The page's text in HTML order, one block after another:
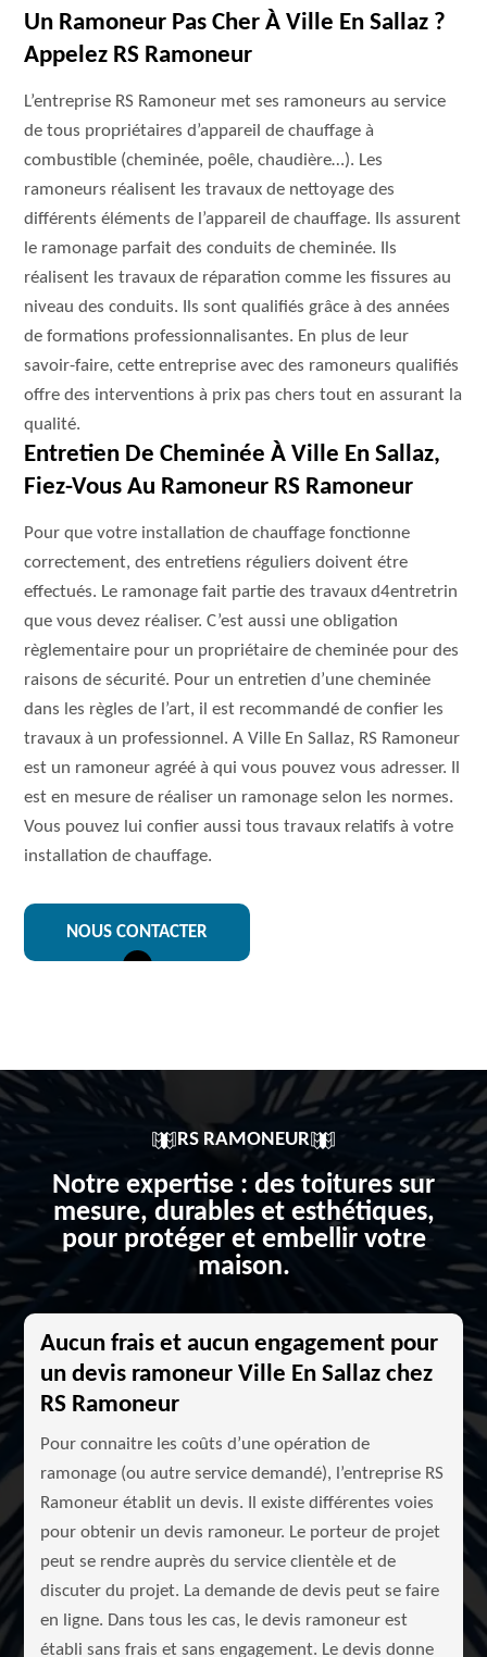
Un Ramoneur Pas Cher À Ville En Sallaz ?
Appelez RS Ramoneur
L’entreprise RS Ramoneur met ses ramoneurs au service
de tous propriétaires d’appareil de chauffage à
combustible (cheminée, poêle, chaudière…). Les
ramoneurs réalisent les travaux de nettoyage des
différents éléments de l’appareil de chauffage. Ils assurent
le ramonage parfait des conduits de cheminée. Ils
réalisent les travaux de réparation comme les fissures au
niveau des conduits. Ils sont qualifiés grâce à des années
de formations professionnalisantes. En plus de leur
savoir-faire, cette entreprise avec des ramoneurs qualifiés
offre des interventions à prix pas chers tout en assurant la
qualité.
Entretien De Cheminée À Ville En Sallaz,
Fiez-Vous Au Ramoneur RS Ramoneur
Pour que votre installation de chauffage fonctionne
correctement, des entretiens réguliers doivent étre
effectués. Le ramonage fait partie des travaux d4entretrin
que vous devez réaliser. C’est aussi une obligation
règlementaire pour un propriétaire de cheminée pour des
raisons de sécurité. Pour un entretien d’une cheminée
dans les règles de l’art, il est recommandé de confier les
travaux à un professionnel. A Ville En Sallaz, RS Ramoneur
est un ramoneur agréé à qui vous pouvez vous adresser. Il
est en mesure de réaliser un ramonage selon les normes.
Vous pouvez lui confier aussi tous travaux relatifs à votre
installation de chauffage.
NOUS CONTACTER
RS RAMONEUR
Notre expertise : des toitures sur
mesure, durables et esthétiques,
pour protéger et embellir votre
maison.
Aucun frais et aucun engagement pour
un devis ramoneur Ville En Sallaz chez
RS Ramoneur
Pour connaitre les coûts d’une opération de
ramonage (ou autre service demandé), l’entreprise RS
Ramoneur établit un devis. Il existe différentes voies
pour obtenir un devis ramoneur. Le porteur de projet
peut se rendre auprès du service clientèle et de
discuter du projet. La demande de devis peut se faire
en ligne. Dans tous les cas, le devis ramoneur est
établi sans frais et sans engagement. Le devis donne